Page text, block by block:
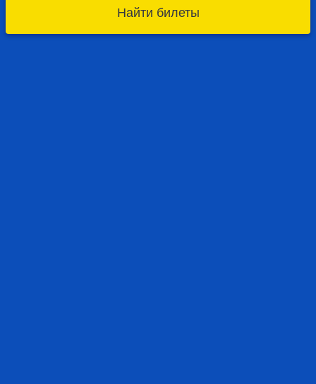
Найти билеты